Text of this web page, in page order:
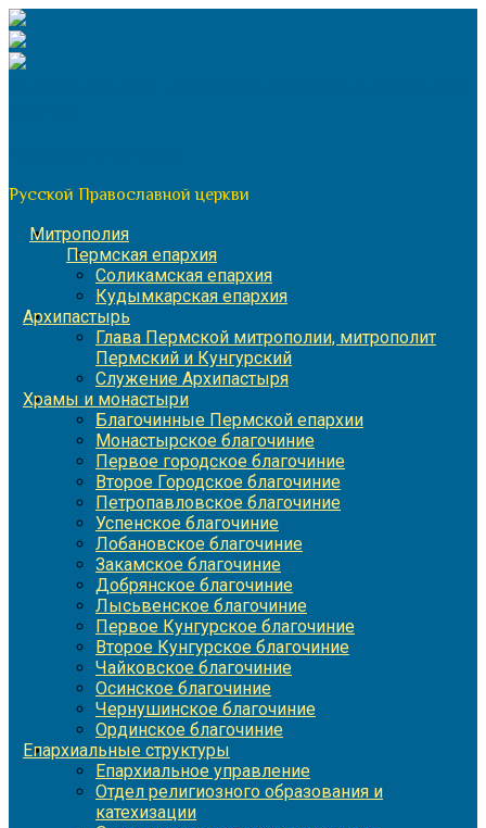
Перейти
к
содержимому
Русской Православной церкви
Митрополия
Пермская епархия
Соликамская епархия
Кудымкарская епархия
Архипастырь
Глава Пермской митрополии, митрополит
Пермский и Кунгурский
Служение Архипастыря
Храмы и монастыри
Благочинные Пермской епархии
Монастырское благочиние
Первое городское благочиние
Второе Городское благочиние
Петропавловское благочиние
Успенское благочиние
Лобановское благочиние
Закамское благочиние
Добрянское благочиние
Лысьвенское благочиние
Первое Кунгурское благочиние
Второе Кунгурское благочиние
Чайковское благочиние
Осинское благочиние
Чернушинское благочиние
Ординское благочиние
Епархиальные структуры
Епархиальное управление
Отдел религиозного образования и
катехизации